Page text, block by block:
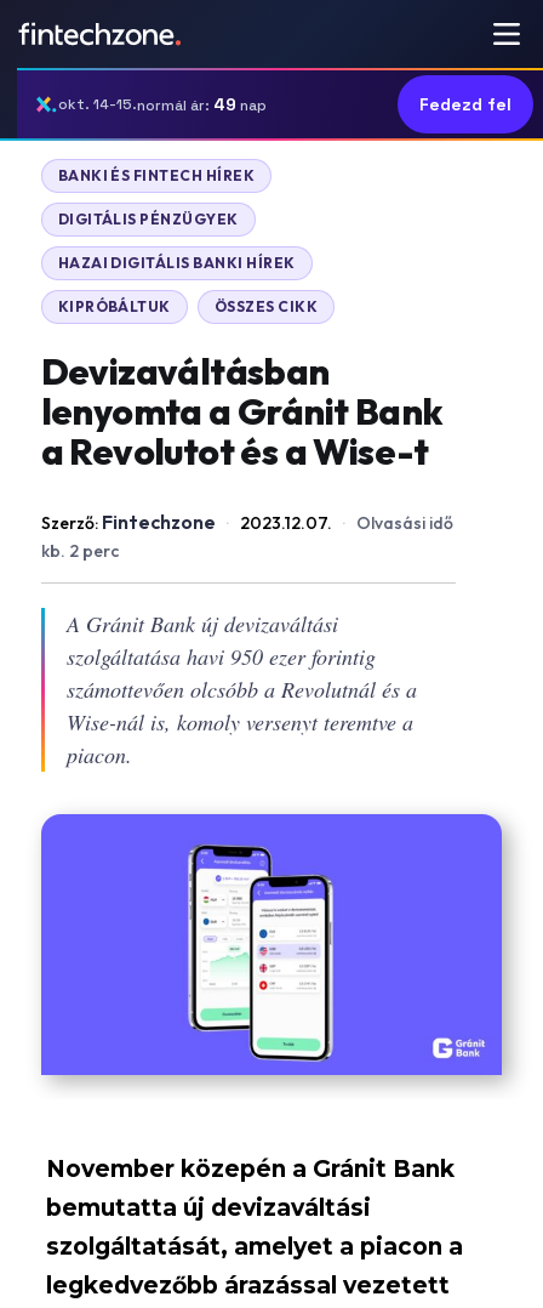
okt. 14-15.normál ár: 49 nap Fedezd fel
BANKI ÉS FINTECH HÍREK
DIGITÁLIS PÉNZÜGYEK
HAZAI DIGITÁLIS BANKI HÍREK
KIPRÓBÁLTUK ÖSSZES CIKK
Devizaváltásban
lenyomta a Gránit Bank
a Revolutot és a Wise-t
Szerző: Fintechzone · 2023.12.07. · Olvasási idő
kb. 2 perc
A Gránit Bank új devizaváltási
szolgáltatása havi 950 ezer forintig
számottevően olcsóbb a Revolutnál és a
Wise-nál is, komoly versenyt teremtve a
piacon.
November közepén a Gránit Bank
bemutatta új devizaváltási
szolgáltatását, amelyet a piacon a
legkedvezőbb árazással vezetett